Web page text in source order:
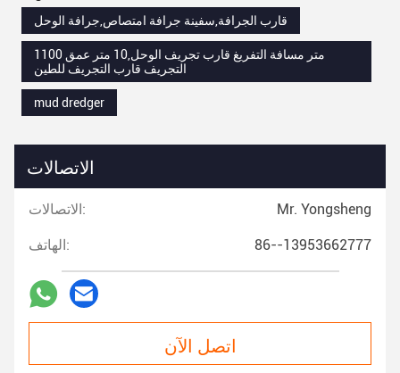
قارب الجرافة,سفينة جرافة امتصاص,جرافة الوحل
1100 متر مسافة التفريغ قارب تجريف الوحل,10 متر عمق
التجريف قارب التجريف للطين
mud dredger
الاتصالات
الاتصالات: Mr. Yongsheng
الهاتف: 86--13953662777
اتصل الآن